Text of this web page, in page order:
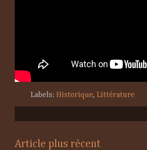
Labels: Historique, Littérature
Article plus récent